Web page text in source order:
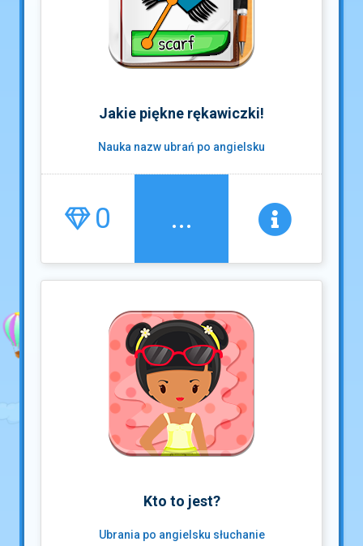
Jakie piękne rękawiczki!
Nauka nazw ubrań po angielsku
0 ...
Kto to jest?
Ubrania po angielsku słuchanie